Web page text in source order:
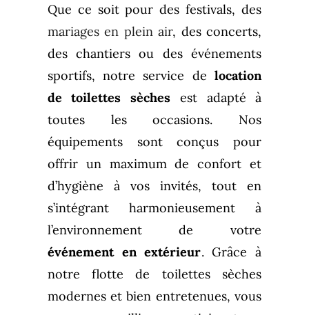
Que ce soit pour des festivals, des
mariages en plein air, des concerts,
des chantiers ou des événements
sportifs, notre service delocation
de toilettes sèches est adapté à
toutes les occasions. Nos
équipements sont conçus pour
offrir un maximum de confort et
d’hygiène à vos invités, tout en
s’intégrant harmonieusement à
l’environnement de votre
événement en extérieur. Grâce à
notre flotte de toilettes sèches
modernes et bien entretenues, vous